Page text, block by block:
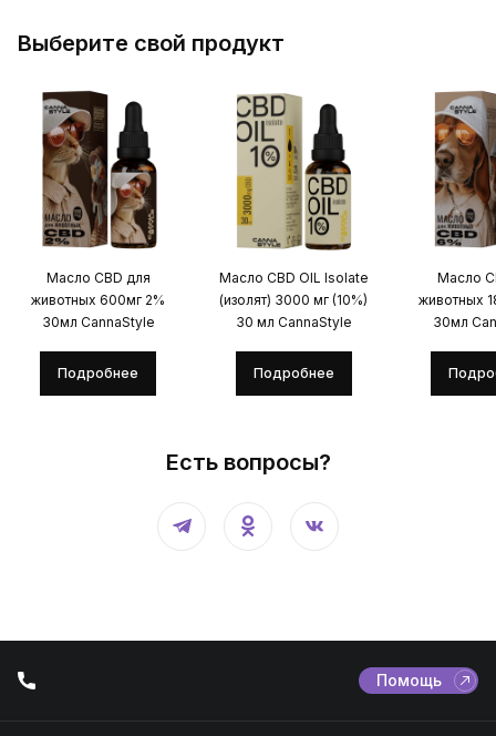
Выберите свой продукт
Масло CBD для
животных 600мг 2%
30мл CannaStyle
Подробнее
Масло CBD OIL Isolate
(изолят) 3000 мг (10%)
30 мл CannaStyle
Подробнее
Масло
животных
30мл
Есть вопросы?
Помощь